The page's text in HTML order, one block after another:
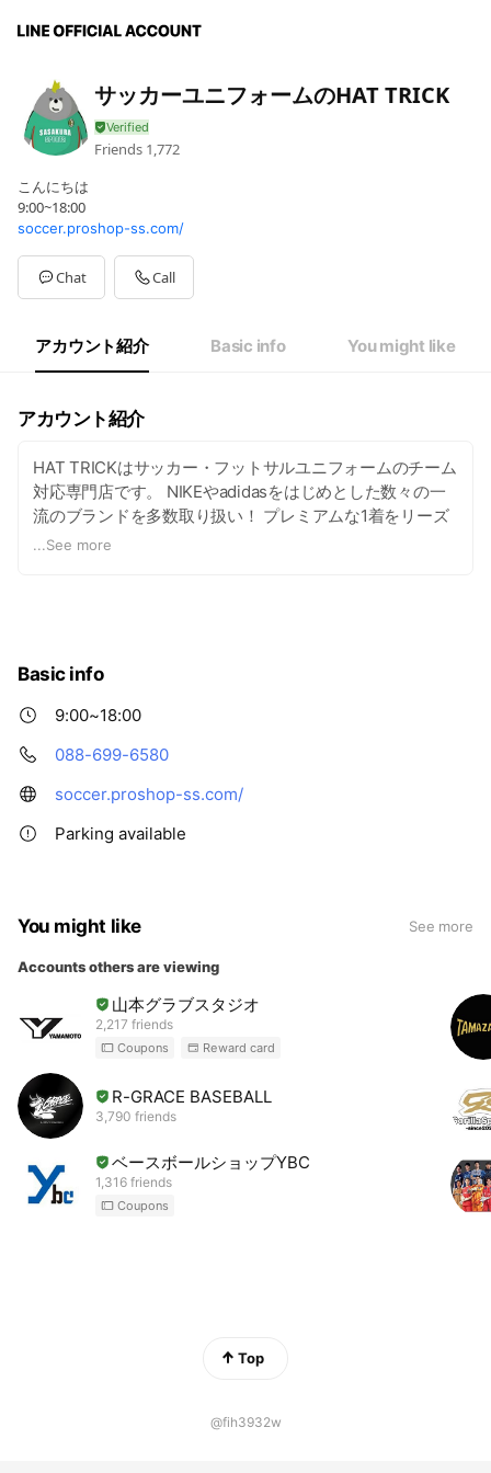
サッカーユニフォームのHAT TRICK
Friends 1,772
こんにちは
9:00~18:00
soccer.proshop-ss.com/
Chat Call
アカウント紹介 Basic info You might like
アカウント紹介
HAT TRICKはサッカー・フットサルユニフォームのチーム
対応専門店です。 NIKEやadidasをはじめとした数々の一
流のブランドを多数取り扱い！ プレミアムな1着をリーズ
ナブルな価格で制作します！ HAT TRICKを運営する株式
...See more
Basic info
9:00~18:00
088-699-6580
soccer.proshop-ss.com/
Parking available
You might like See more
Accounts others are viewing
山本グラブスタジオ
2,217 friends
Coupons Reward card
R-GRACE BASEBALL
3,790 friends
ベースボールショップYBC
1,316 friends
Coupons
Top
@fih3932w